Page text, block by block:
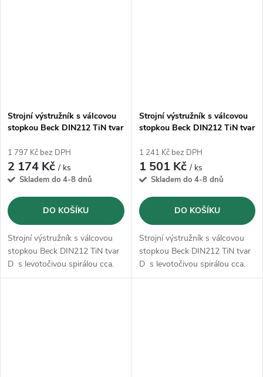
Strojní výstružník s válcovou
stopkou Beck DIN212 TiN tvar
1 797 Kč bez DPH
2 174 Kč/ ks
Skladem do 4-8 dnů
DO KOŠÍKU
Strojní výstružník s válcovou
stopkou Beck DIN212 TiN tvar
D s levotočivou spirálou cca.
7°, krátký nářez a
Strojní výstružník s válcovou
stopkou Beck DIN212 TiN tvar
1 241 Kč bez DPH
1 501 Kč/ ks
Skladem do 4-8 dnů
DO KOŠÍKU
Strojní výstružník s válcovou
stopkou Beck DIN212 TiN tvar
D s levotočivou spirálou cca.
7°, krátký nářez a